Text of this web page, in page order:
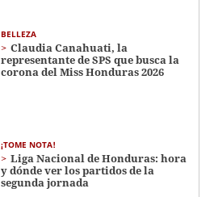
BELLEZA
Claudia Canahuati, la
representante de SPS que busca la
corona del Miss Honduras 2026
¡TOME NOTA!
Liga Nacional de Honduras: hora
y dónde ver los partidos de la
segunda jornada